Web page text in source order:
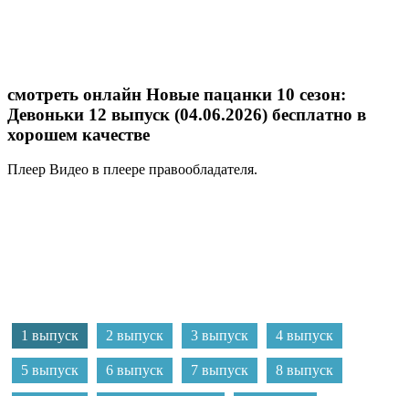
смотреть онлайн Новые пацанки 10 сезон:
Девоньки 12 выпуск (04.06.2026) бесплатно в
хорошем качестве
Плеер Видео в плеере правообладателя.
1 выпуск 2 выпуск 3 выпуск 4 выпуск
5 выпуск 6 выпуск 7 выпуск 8 выпуск